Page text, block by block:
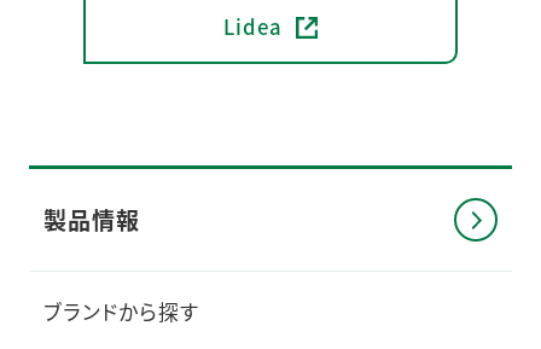
Lidea
製品情報
ブランドから探す